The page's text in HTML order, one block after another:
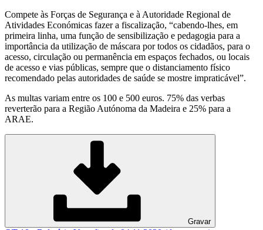
Compete às Forças de Segurança e à Autoridade Regional de
Atividades Económicas fazer a fiscalização, “cabendo-lhes, em
primeira linha, uma função de sensibilização e pedagogia para a
importância da utilização de máscara por todos os cidadãos, para o
acesso, circulação ou permanência em espaços fechados, ou locais
de acesso e vias públicas, sempre que o distanciamento físico
recomendado pelas autoridades de saúde se mostre impraticável”.
As multas variam entre os 100 e 500 euros. 75% das verbas
reverterão para a Região Autónoma da Madeira e 25% para a
ARAE.
Gravar